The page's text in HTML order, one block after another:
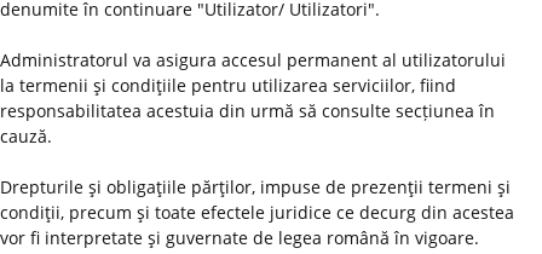
denumite în continuare "Utilizator/ Utilizatori".
Administratorul va asigura accesul permanent al utilizatorului
la termenii şi condiţiile pentru utilizarea serviciilor, fiind
responsabilitatea acestuia din urmă să consulte secțiunea în
cauză.
Drepturile şi obligaţiile părţilor, impuse de prezenţii termeni şi
condiţii, precum şi toate efectele juridice ce decurg din acestea
vor fi interpretate şi guvernate de legea română în vigoare.